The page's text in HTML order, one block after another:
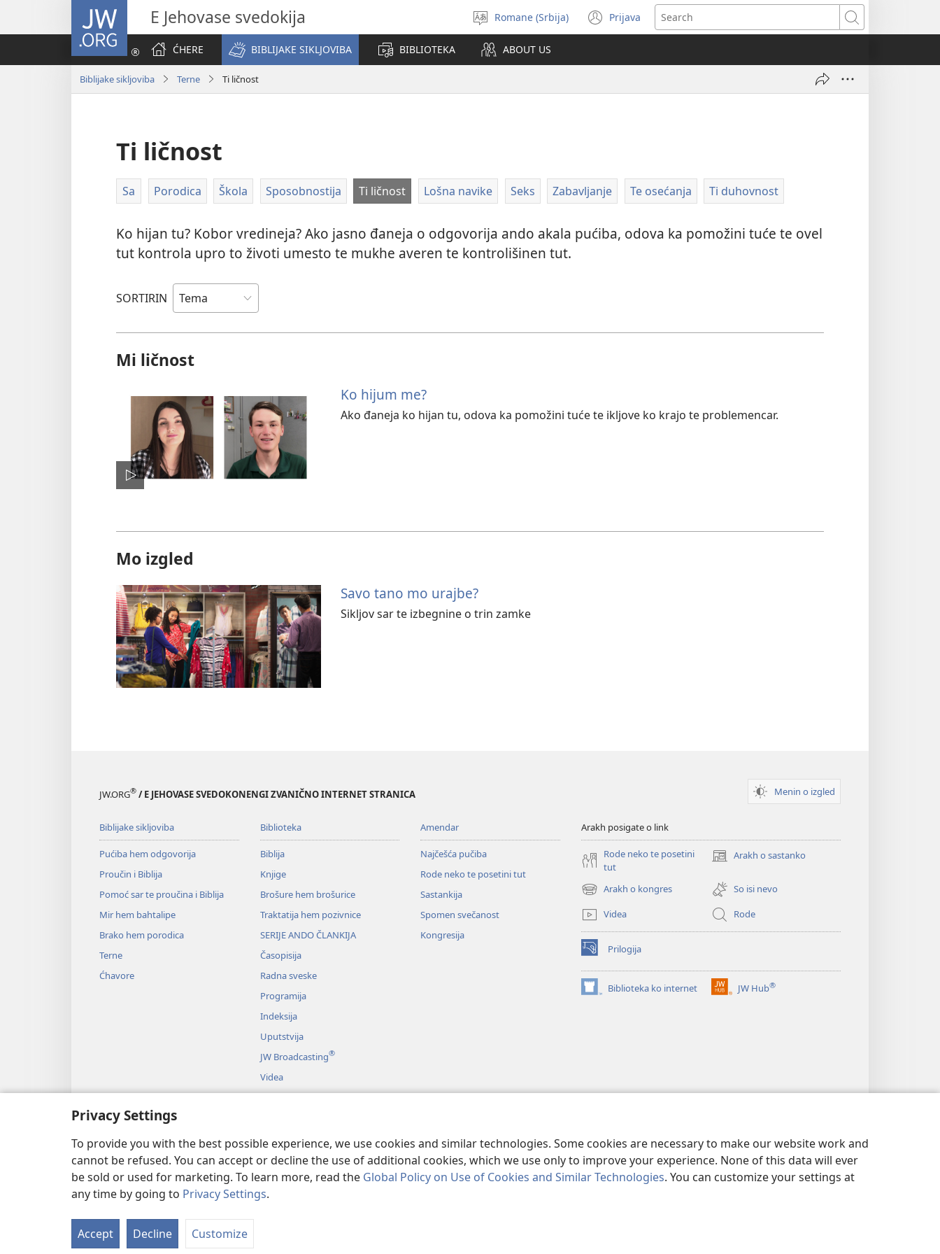
Privacy Settings
To provide you with the best possible experience, we use cookies and similar technologies. Some cookies are necessary to make our website work and
cannot be refused. You can accept or decline the use of additional cookies, which we use only to improve your experience. None of this data will ever
be sold or used for marketing. To learn more, read the Global Policy on Use of Cookies and Similar Technologies. You can customize your settings at
any time by going to Privacy Settings.
Accept Decline Customize
JW.ORG E Jehovase svedokija
Birin
i
čhib
Romane (Srbija) Prijava
(opens
new
Search
ĆHERE
BIBLIJAKE SIKLJOVIBA BIBLIOTEKA ABOUT US
Biblijake sikljoviba Terne Ti ličnost
Ti ličnost
Sa Porodica Škola Sposobnostija Ti ličnost Lošna navike Seks Zabavljanje Te osećanja Ti duhovnost
Ko hijan tu? Kobor vredineja? Ako jasno đaneja o odgovorija ando akala pućiba, odova ka pomožini tuće te ovel
tut kontrola upro to životi umesto te mukhe averen te kontrolišinen tut.
SORTIRIN
Mi ličnost
Ko hijum me?
Ako đaneja ko hijan tu, odova ka pomožini tuće te ikljove ko krajo te problemencar.
Mo izgled
Savo tano mo urajbe?
Sikljov sar te izbegnine o trin zamke
JW.ORG® / E JEHOVASE SVEDOKONENGI ZVANIČNO INTERNET STRANICA Menin o izgled
Biblijake sikljoviba
Pućiba hem odgovorija
Proučin i Biblija
Pomoć sar te proučina i Biblija
Mir hem bahtalipe
Brako hem porodica
Terne
Ćhavore
Biblioteka
Biblija
Knjige
Brošure hem brošurice
Traktatija hem pozivnice
SERIJE ANDO ČLANKIJA
Časopisija
Radna sveske
Programija
Indeksija
Uputstvija
JW Broadcasting®
Videa
Muzika
Dramsko čitibe andi Biblija
Amendar
Najčešća pučiba
Rode neko te posetini tut
Sastankija
Spomen svečanost
Kongresija
Arakh posigate o link
Rode neko te posetini
tut
Arakh o sastanko
(opens
window)
Arakh o kongres
(opens
new
window)
So isi nevo
Videa
Rode
Prilogija
(opens
new
window)Biblioteka ko internet
(opens
JW Hub®
(opens
Copyright © 2026 Watch Tower Bible and Tract Society of Pennsylvania.